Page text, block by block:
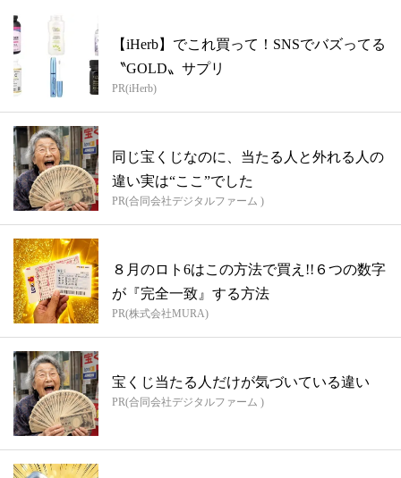
【iHerb】でこれ買って！SNSでバズってる
〝GOLD〟サプリ
PR(iHerb)
同じ宝くじなのに、当たる人と外れる人の
違い実は“ここ”でした
PR(合同会社デジタルファーム )
８月のロト6はこの方法で買え!!６つの数字
が『完全一致』する方法
PR(株式会社MURA)
宝くじ当たる人だけが気づいている違い
PR(合同会社デジタルファーム )